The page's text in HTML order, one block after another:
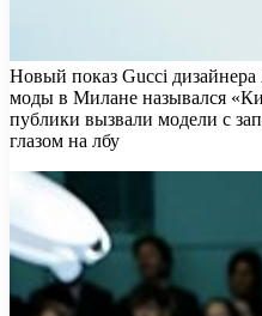
Новый показ Gucci
моды в Милане назывался
публики вызвали модели с
глазом на лбу